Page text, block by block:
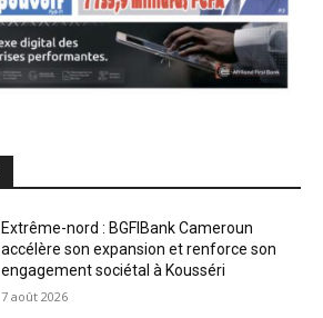
Extrême-nord : BGFIBank Cameroun
accélère son expansion et renforce son
engagement sociétal à Kousséri
7 août 2026